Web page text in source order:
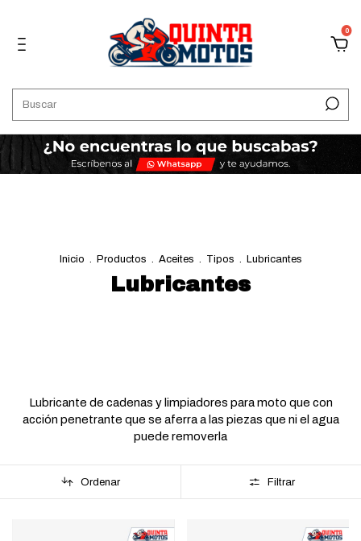
0
Inicio . Productos . Aceites . Tipos . Lubricantes
Lubricantes
Lubricante de cadenas y limpiadores para moto que con
acción penetrante que se aferra a las piezas que ni el agua
puede removerla
Ordenar Filtrar